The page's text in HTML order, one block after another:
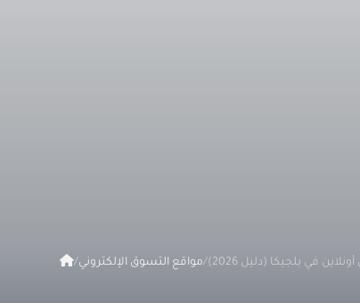
/مواقع التسوق الإلكتروني/